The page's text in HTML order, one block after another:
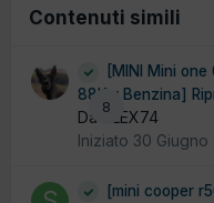
Contenuti simili
8
[MINI Mini
88Kw Benzina]
Da ALEX74
Iniziato 30 Giugno
[mini cooper